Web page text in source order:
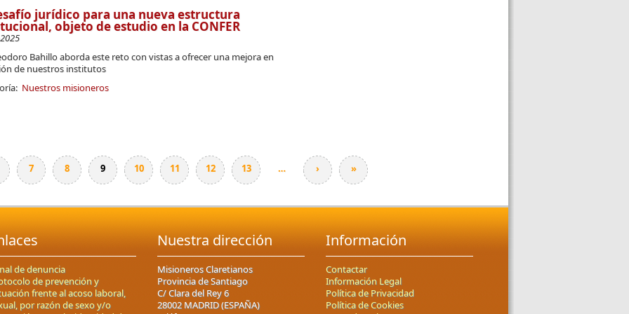
jurídico para una nueva estructura
objeto de estudio en la CONFER
Bahillo aborda este reto con vistas a ofrecer una mejora en
de nuestros institutos
Nuestros misioneros
7 8 9 10 11 12 13 … › »
de denuncia
de prevención y
frente al acoso laboral,
por razón de sexo y/o
Nuestra dirección
Misioneros Claretianos
Provincia de Santiago
C/ Clara del Rey 6
28002 MADRID (ESPAÑA)
Información
Contactar
Información Legal
Política de Privacidad
Política de Cookies